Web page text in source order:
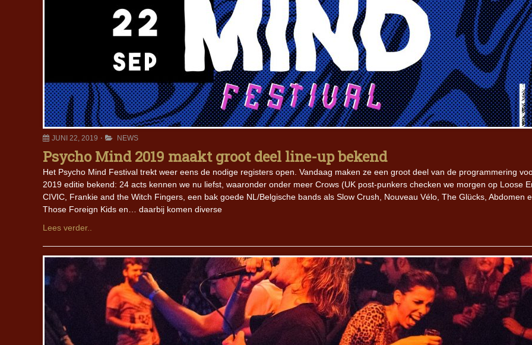
JUNI 22, 2019 NEWS
Psycho Mind 2019 maakt groot deel line-up bekend
Het Psycho Mind Festival trekt weer eens de nodige registers open. Vandaag maken ze een groot deel van de programmering
2019 editie bekend: 24 acts kennen we nu liefst, waaronder onder meer Crows (UK post-punkers checken we morgen op Loose
CIVIC, Frankie and the Witch Fingers, een bak goede NL/Belgische bands als Slow Crush, Nouveau Vélo, The Glücks, Abdomen
Those Foreign Kids en… daarbij komen diverse
Lees verder..